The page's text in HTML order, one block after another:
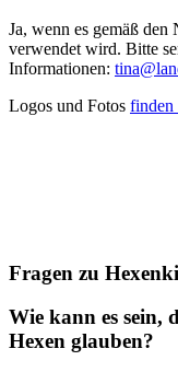
Ja, wenn es gemäß
verwendet wird. Bitte
Informationen:
Logos und Fotos finden
Fragen zu
Wie kann es sein,
Hexen glauben?